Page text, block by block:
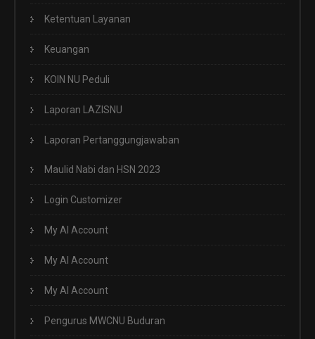
Ketentuan Layanan
Keuangan
KOIN NU Peduli
Laporan LAZISNU
Laporan Pertanggungjawaban
Maulid Nabi dan HSN 2023
Login Customizer
My AI Account
My AI Account
My AI Account
Pengurus MWCNU Buduran